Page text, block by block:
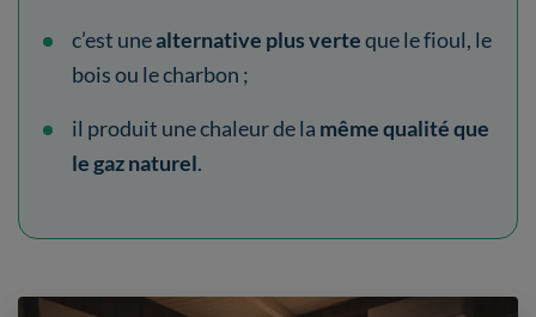
c’est unealternative plus verteque le fioul, le
bois ou le charbon ;
il produit une chaleur de la même qualité que
le gaz naturel.